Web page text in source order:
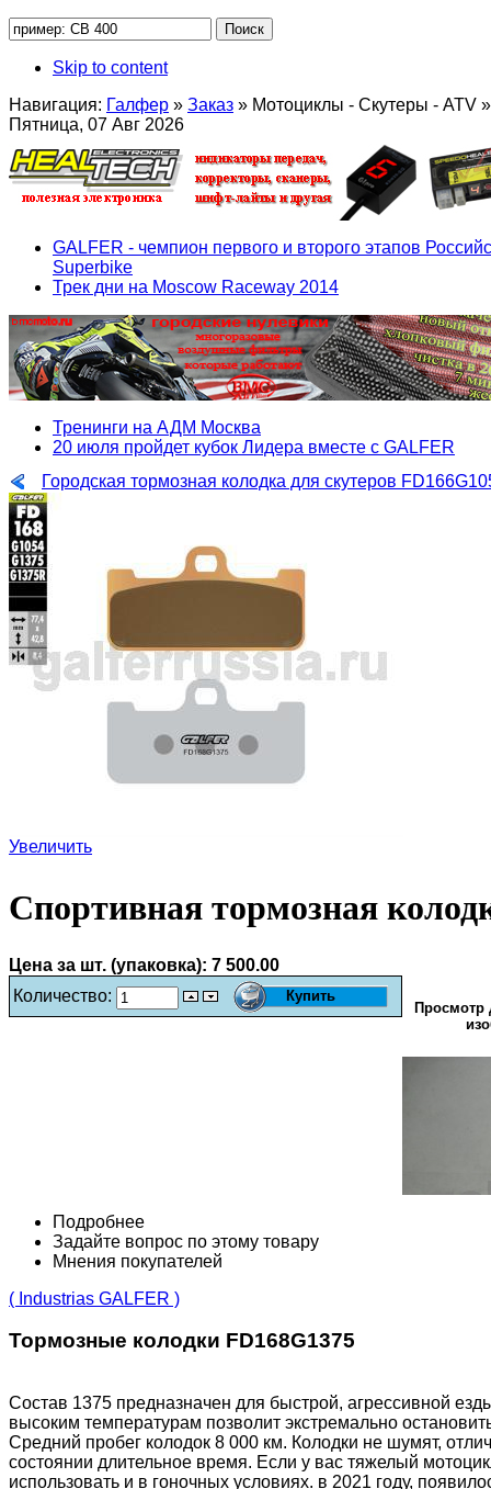
Skip to content
Навигация: Галфер » Заказ » Мотоциклы - Скутеры - ATV »
Пятница, 07 Авг 2026
GALFER - чемпион первого и второго этапов
Superbike
Трек дни на Moscow Raceway 2014
Тренинги на АДМ Москва
20 июля пройдет кубок Лидера вместе с GALFER
Городская тормозная колодка для скутеров
Увеличить
Спортивная тормозная
Цена за шт. (упаковка): 7 500.00
Количество:
Просмотр
Подробнее
Задайте вопрос по этому товару
Мнения покупателей
( Industrias GALFER )
Тормозные колодки FD168G1375
Состав 1375 предназначен для быстрой, агрессивной
высоким температурам позволит экстремально
Средний пробег колодок 8 000 км. Колодки не шумят,
состоянии длительное время. Если у вас тяжелый
использовать и в гоночных условиях. в 2021 году,